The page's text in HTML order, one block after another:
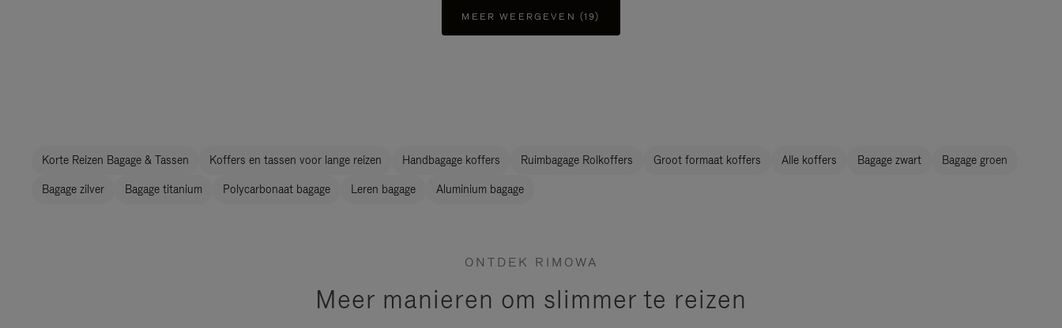
MEER WEERGEVEN (19)
Korte Reizen Bagage & Tassen Koffers en tassen voor lange reizen Handbagage koffers Ruimbagage Rolkoffers Groot formaat koffers Alle koffers Bagage zwart Bagage groen
Bagage zilver Bagage titanium Polycarbonaat bagage Leren bagage Aluminium bagage
ONTDEK RIMOWA
Meer manieren om slimmer te reizen